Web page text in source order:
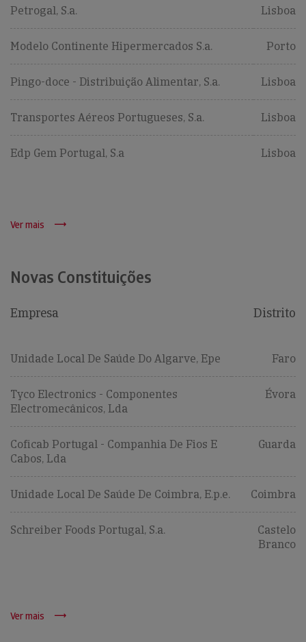
Petrogal, S.a. Lisboa
Modelo Continente Hipermercados S.a. Porto
Pingo-doce - Distribuição Alimentar, S.a. Lisboa
Transportes Aéreos Portugueses, S.a. Lisboa
Edp Gem Portugal, S.a Lisboa
Ver mais
Novas Constituições
Empresa Distrito
Unidade Local De Saúde Do Algarve, Epe Faro
Tyco Electronics - Componentes
Electromecânicos, Lda
Évora
Coficab Portugal - Companhia De Fios E
Cabos, Lda
Guarda
Unidade Local De Saúde De Coimbra, E.p.e. Coimbra
Schreiber Foods Portugal, S.a.
Castelo
Branco
Ver mais